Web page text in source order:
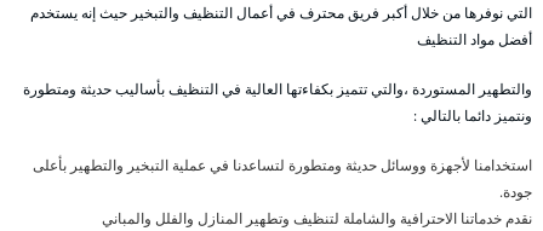
التي نوفرها من خلال أكبر فريق محترف في أعمال التنظيف والتبخير حيث إنه يستخدم
أفضل مواد التنظيف
والتطهير المستوردة ،والتي تتميز بكفاءتها العالية في التنظيف بأساليب حديثة ومتطورة
ونتميز دائما بالتالي :
استخدامنا لأجهزة ووسائل حديثة ومتطورة لتساعدنا في عملية التبخير والتطهير بأعلى
جودة.
نقدم خدماتنا الاحترافية والشاملة لتنظيف وتطهير المنازل والفلل والمباني